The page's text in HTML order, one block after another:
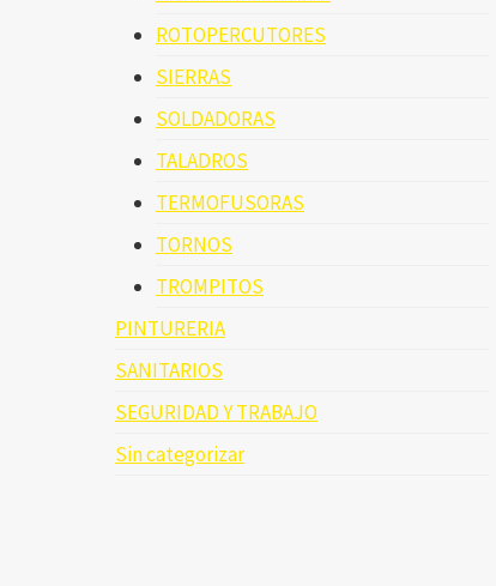
ROTOPERCUTORES
SIERRAS
SOLDADORAS
TALADROS
TERMOFUSORAS
TORNOS
TROMPITOS
PINTURERIA
SANITARIOS
SEGURIDAD Y TRABAJO
Sin categorizar